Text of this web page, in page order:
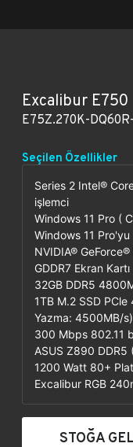
Excalibur E750
E75Z.270K-
Seçilen Özellikler
Series 2 Intel®
işlemci
Windows 11 Pro (
Windows 11 Pro'yu
NVIDIA®
GDDR7 Ekran Kartı
32GB DDR5
1TB M.2 SSD
Yazma: 4500MB/s)
300 Mbps 802.11
ASUS Z890 DDR5
1200 Watt 80+
Excalibur RGB
STOĞA